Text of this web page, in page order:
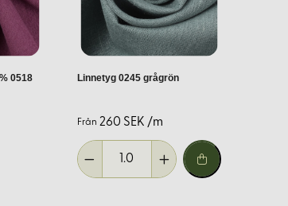
kontakta oss för personlig service och
0518
Linnetyg 0245 grågrön
Från 260 SEK /m